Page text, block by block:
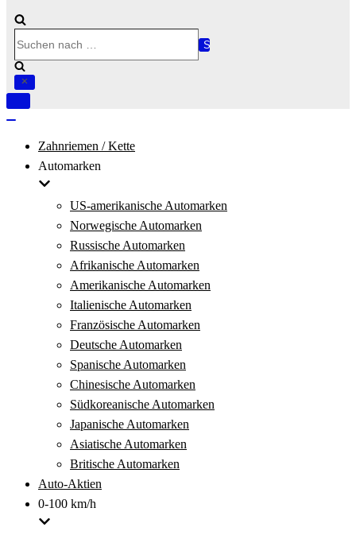
nach …
Navigation
Zahnriemen / Kette
Automarken
US-amerikanische Automarken
Norwegische Automarken
Russische Automarken
Afrikanische Automarken
Amerikanische Automarken
Italienische Automarken
Französische Automarken
Deutsche Automarken
Spanische Automarken
Chinesische Automarken
Südkoreanische Automarken
Japanische Automarken
Asiatische Automarken
Britische Automarken
Auto-Aktien
0-100 km/h